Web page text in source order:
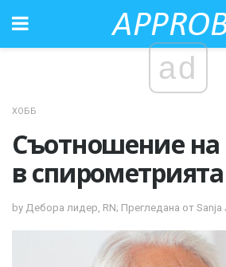
ad
ХОББ
Съотношение на
в спирометрията
by Дебора лидер, RN; Прегледана от Sanja